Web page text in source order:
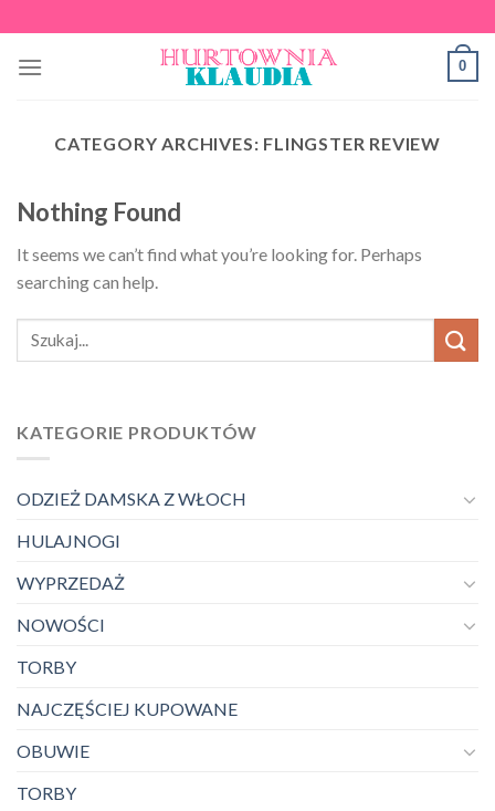
to
content
0
CATEGORY ARCHIVES: FLINGSTER REVIEW
Nothing Found
It seems we can’t find what you’re looking for. Perhaps
searching can help.
KATEGORIE PRODUKTÓW
ODZIEŻ DAMSKA Z WŁOCH
HULAJNOGI
WYPRZEDAŻ
NOWOŚCI
TORBY
NAJCZĘŚCIEJ KUPOWANE
OBUWIE
TORBY